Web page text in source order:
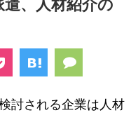
、人材紹介の
討される企業は人材